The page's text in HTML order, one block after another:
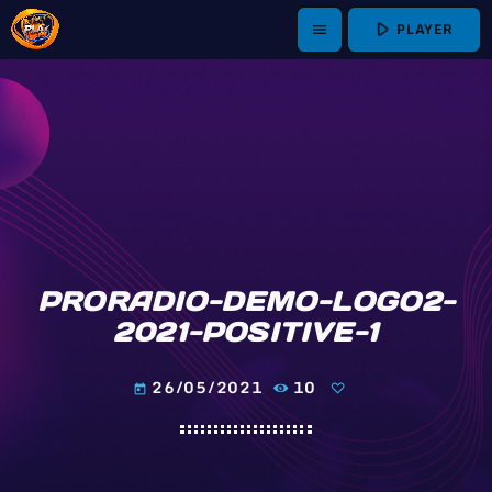
menu play_arrow PLAYER
PRORADIO-DEMO-LOGO2-
2021-POSITIVE-1
today 26/05/2021 10